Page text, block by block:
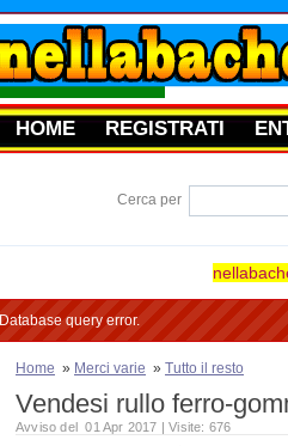
HOME REGISTRATI
Cerca per
Database query error.
Home » Merci varie » Tutto il resto
Vendesi rullo ferro-
Avviso del 01 Apr 2017 | Visite: 676